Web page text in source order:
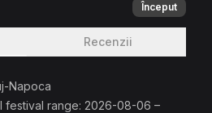
Început
Recenzii
Napoca
festival range: 2026-08-06 –